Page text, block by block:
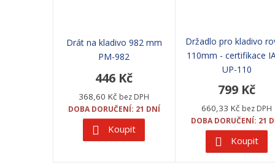
Drát na kladivo 982 mm
PM-982
446 Kč
368,60 Kč bez DPH
DOBA DORUČENÍ: 21 DNÍ
Koupit
Držadlo pro kladivo
110mm - certifikace
UP-110
799 Kč
660,33 Kč bez DPH
DOBA DORUČENÍ: 21
Koupit